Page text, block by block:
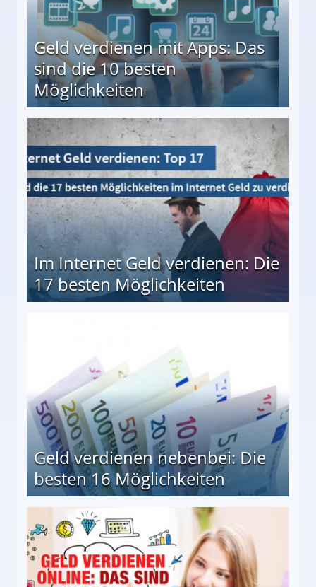
Geld verdienen mit Apps: Das
sind die 10 besten
Möglichkeiten
besten Möglichkeiten
Im Internet Geld verdienen: Die
17 besten Möglichkeiten
Geld verdienen nebenbei: Die
besten 16 Möglichkeiten